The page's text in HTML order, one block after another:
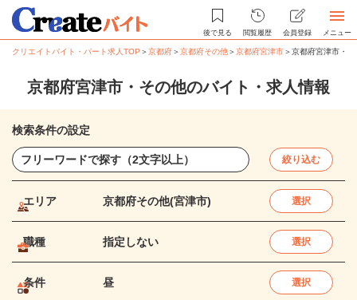
後で見る 閲覧履歴 会員登録 メニュー
クリエイトバイト・パート求人TOP ＞京都府＞京都府その他＞京都府宮津市＞京都府宮津市・
京都府宮津市・その他のバイト・求人情報
検索条件の設定
絞り込む
エリア 京都府その他(宮津市) 選択
職種 指定しない 選択
条件 昼 選択